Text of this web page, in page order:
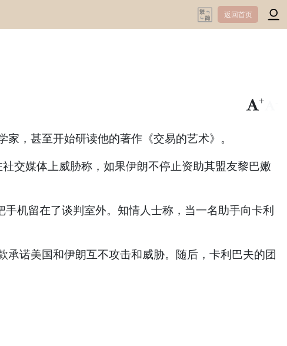
返回首页
+
，甚至开始研读他的著作《交易的艺术》。
交媒体上威胁称，如果伊朗不停止资助其盟友黎巴嫩
机留在了谈判室外。知情人士称，当一名助手向卡利
诺美国和伊朗互不攻击和威胁。随后，卡利巴夫的团